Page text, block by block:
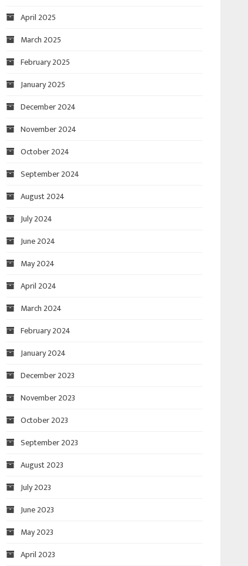
April 2025
March 2025
February 2025
January 2025
December 2024
November 2024
October 2024
September 2024
August 2024
July 2024
June 2024
May 2024
April 2024
March 2024
February 2024
January 2024
December 2023
November 2023
October 2023
September 2023
August 2023
July 2023
June 2023
May 2023
April 2023